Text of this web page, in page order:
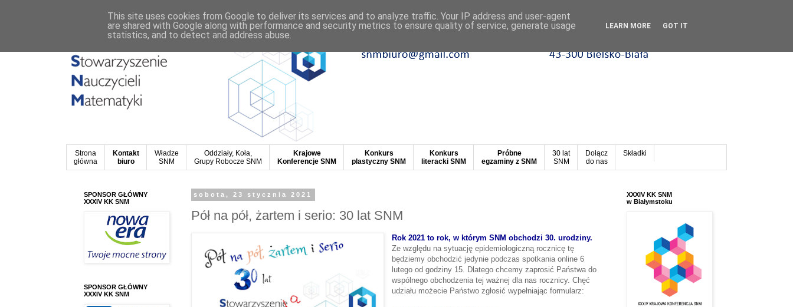
Strona
główna
Kontakt
biuro
Władze
SNM
Oddziały, Koła,
Grupy Robocze SNM
Krajowe
Konferencje SNM
Konkurs
plastyczny SNM
Konkurs
literacki SNM
Próbne
egzaminy z SNM
30 lat
SNM
Dołącz
do nas
Składki
sobota, 23 stycznia 2021
Pół na pół, żartem i serio: 30 lat SNM
Rok 2021 to rok, w którym SNM obchodzi 30. urodziny.
Ze względu na sytuację epidemiologiczną rocznicę tę
będziemy obchodzić jedynie podczas spotkania online 6
lutego od godziny 15. Dlatego chcemy zaprosić Państwa do
wspólnego obchodzenia tej ważnej dla nas rocznicy. Chęć
udziału możecie Państwo zgłosić wypełniając formularz:
SPONSOR GŁÓWNY
XXXIV KK SNM
SPONSOR GŁÓWNY
XXXIV KK SNM
XXXIV KK SNM
w Białymstoku
This site uses cookies from Google to deliver its services and to analyze traffic. Your IP address and user-agent
are shared with Google along with performance and security metrics to ensure quality of service, generate usage
statistics, and to detect and address abuse.
LEARN MORE GOT IT